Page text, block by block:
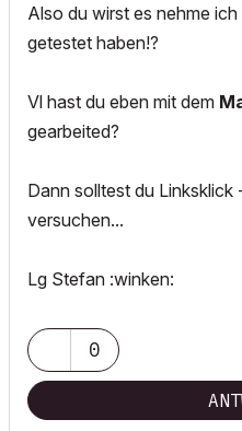
Also du wirst es nehme
getestet haben!?
Vl hast du eben mit dem
gearbeited?
Dann solltest du
versuchen...
Lg Stefan :winken:
0